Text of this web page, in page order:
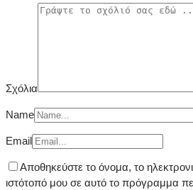
Σχόλια
Name
Email
Αποθηκεύστε το όνομα, το
ιστότοπό μου σε αυτό το πρόγραμμα